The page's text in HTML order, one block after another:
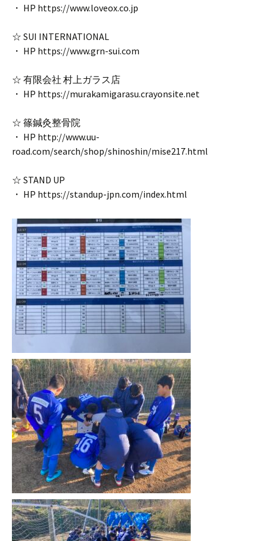
・ HP https://www.loveox.co.jp
☆ SUI INTERNATIONAL
・ HP https://www.grn-sui.com
☆ 有限会社 村上ガラス店
・ HP https://murakamigarasu.crayonsite.net
☆ 篠鍼灸整骨院
・ HP http://www.uu-
road.com/search/shop/shinoshin/mise217.html
☆ STAND UP
・ HP https://standup-jpn.com/index.html